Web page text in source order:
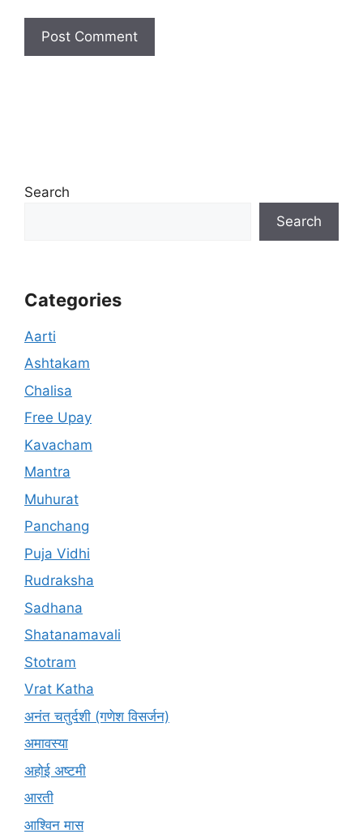
Search
Search
Categories
Aarti
Ashtakam
Chalisa
Free Upay
Kavacham
Mantra
Muhurat
Panchang
Puja Vidhi
Rudraksha
Sadhana
Shatanamavali
Stotram
Vrat Katha
अनंत चतुर्दशी (गणेश विसर्जन)
अमावस्या
अहोई अष्टमी
आरती
आश्विन मास